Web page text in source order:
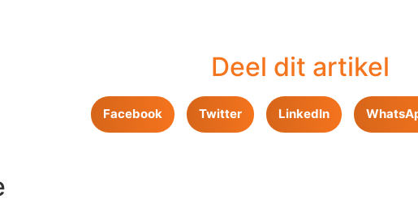
Deel dit artikel
Facebook Twitter LinkedIn